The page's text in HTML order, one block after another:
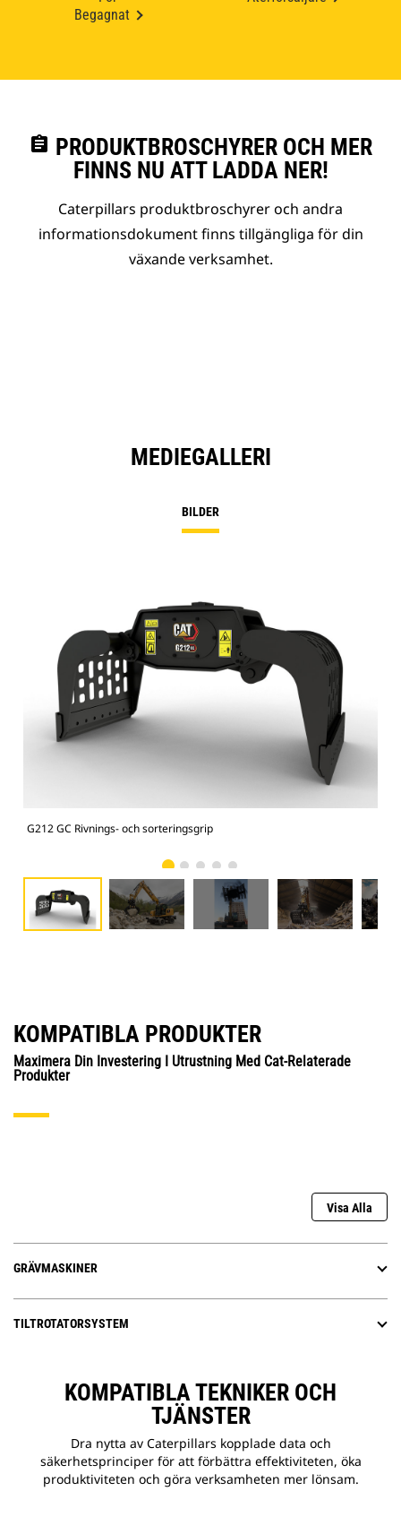
Begagnat
assignment PRODUKTBROSCHYRER OCH MER
FINNS NU ATT LADDA NER!
Caterpillars produktbroschyrer och andra
informationsdokument finns tillgängliga för din
växande verksamhet.
MEDIEGALLERI
BILDER
G212 GC Rivnings- och sorteringsgrip
KOMPATIBLA PRODUKTER
Maximera Din Investering I Utrustning Med Cat-Relaterade
Produkter
Visa Alla
GRÄVMASKINER
TILTROTATORSYSTEM
KOMPATIBLA TEKNIKER OCH
TJÄNSTER
Dra nytta av Caterpillars kopplade data och
säkerhetsprinciper för att förbättra effektiviteten, öka
produktiviteten och göra verksamheten mer lönsam.